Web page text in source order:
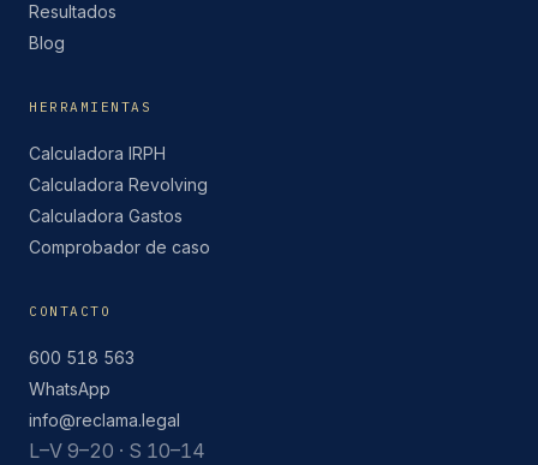
Resultados
Blog
HERRAMIENTAS
Calculadora IRPH
Calculadora Revolving
Calculadora Gastos
Comprobador de caso
CONTACTO
600 518 563
WhatsApp
info@reclama.legal
L–V 9–20 · S 10–14